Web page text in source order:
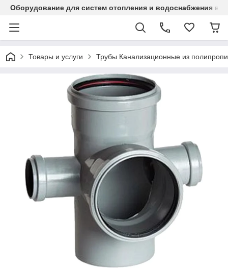
Оборудование для систем отопления и водоснабжения в
Товары и услуги Трубы Канализационные из